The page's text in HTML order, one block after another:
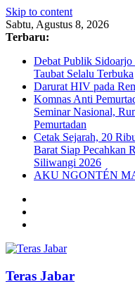
Skip to content
Sabtu, Agustus 8, 2026
Terbaru:
Debat Publik
Taubat Selalu Terbuka
Darurat HIV pada
Komnas Anti
Seminar Nasional,
Pemurtadan
Cetak Sejarah, 20
Barat Siap Pecahkan
Siliwangi 2026
AKU NGONTÉN
Teras Jabar